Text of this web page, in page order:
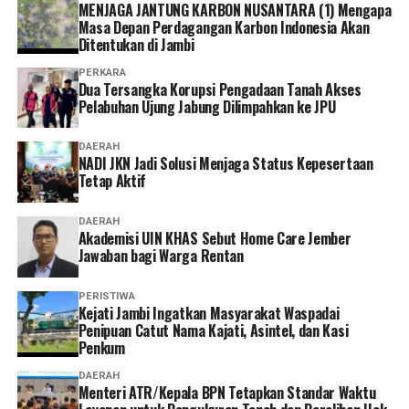
nanam bunga, Kang.”
“Ora usah ditanam Pak, lah wong bunga itu cuma
sanepo, orang yang nanam bibit bunga baik, maka sudah
pasti bakal panen bunga yang berkualitas baik juga toh,
Pak.”
“Ya bener Kang, tapi bunga ini saya belum pernah lihat,
bukan cuma di desa ini saja, tapi waktu saya tugas di
Aceh juga belum pernah lihat, Kang.”
“Sampeyan itu bisa saja Pak, ini cuma bunga melati
putih yang banyak ditanam orang, kebetulan saja cara
merawatnya agak beda, sebab saya menyiram bunga ini
dengan air yang benar-benar bersih bening dan saya
ambil sendiri di sumur dekat rumah saya, Pak.”
“Tapi bunga melati putih ini beda sekali Kang, lembar
bunganya agar lebar, bersih dan sangat wangi Kang.”
MENJAGA JANTUNG KARBON NUSANTARA (1) Mengapa
Masa Depan Perdagangan Karbon Indonesia Akan
Ditentukan di Jambi
PERKARA
Dua Tersangka Korupsi Pengadaan Tanah Akses
Pelabuhan Ujung Jabung Dilimpahkan ke JPU
DAERAH
NADI JKN Jadi Solusi Menjaga Status Kepesertaan
Tetap Aktif
DAERAH
Akademisi UIN KHAS Sebut Home Care Jember
Jawaban bagi Warga Rentan
PERISTIWA
‎Kejati Jambi Ingatkan Masyarakat Waspadai
Penipuan Catut Nama Kajati, Asintel, dan Kasi
Penkum
DAERAH
Menteri ATR/Kepala BPN Tetapkan Standar Waktu